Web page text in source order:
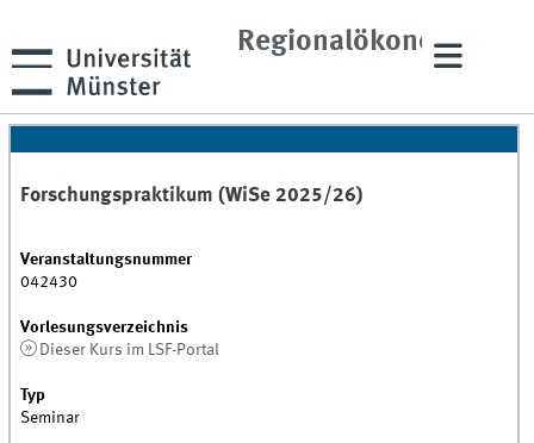
Regionalökonomik
Forschungspraktikum (WiSe 2025/26)
Veranstaltungsnummer
042430
Vorlesungsverzeichnis
Dieser Kurs im LSF-Portal
Typ
Seminar